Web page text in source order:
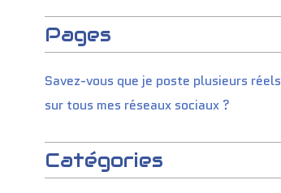
Pages
Savez-vous que je poste plusieurs réels
sur tous mes réseaux sociaux ?
Catégories